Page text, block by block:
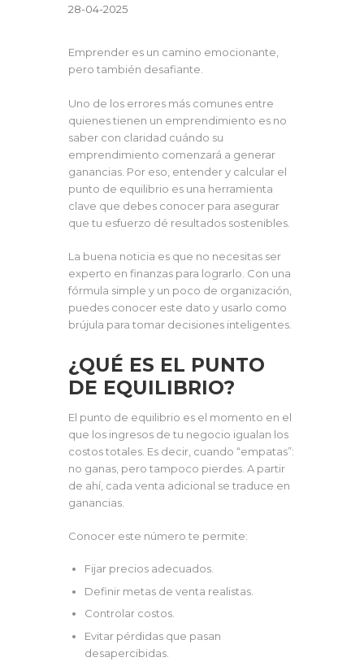
28-04-2025
Emprender es un camino emocionante,
pero también desafiante.
Uno de los errores más comunes entre
quienes tienen un emprendimiento es no
saber con claridad cuándo su
emprendimiento comenzará a generar
ganancias. Por eso, entender y calcular el
punto de equilibrio es una herramienta
clave que debes conocer para asegurar
que tu esfuerzo dé resultados sostenibles.
La buena noticia es que no necesitas ser
experto en finanzas para lograrlo. Con una
fórmula simple y un poco de organización,
puedes conocer este dato y usarlo como
brújula para tomar decisiones inteligentes.
¿QUÉ ES EL PUNTO
DE EQUILIBRIO?
El punto de equilibrio es el momento en el
que los ingresos de tu negocio igualan los
costos totales. Es decir, cuando “empatas”:
no ganas, pero tampoco pierdes. A partir
de ahí, cada venta adicional se traduce en
ganancias.
Conocer este número te permite:
Fijar precios adecuados.
Definir metas de venta realistas.
Controlar costos.
Evitar pérdidas que pasan
desapercibidas.